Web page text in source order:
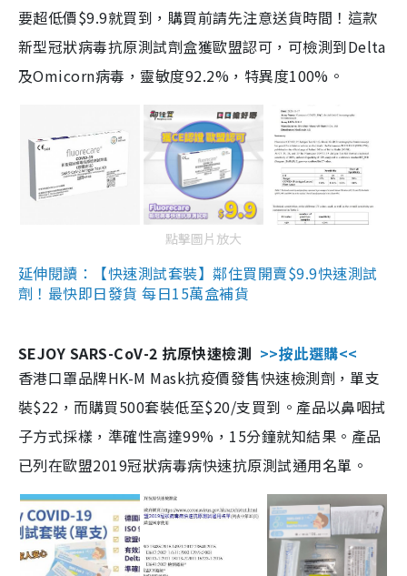
要超低價$9.9就買到，購買前請先注意送貨時間！這款
新型冠狀病毒抗原測試劑盒獲歐盟認可，可檢測到Delta
及Omicorn病毒，靈敏度92.2%，特異度100%。
點擊圖片放大
延伸閱讀：【快速測試套裝】鄰住買開賣$9.9快速測試
劑！最快即日發貨 每日15萬盒補貨
SEJOY SARS-CoV-2 抗原快速檢測 >>按此選購<<
香港口罩品牌HK-M Mask抗疫價發售快速檢測劑，單支
裝$22，而購買500套裝低至$20/支買到。產品以鼻咽拭
子方式採樣，準確性高達99%，15分鐘就知結果。產品
已列在歐盟2019冠狀病毒病快速抗原測試通用名單。